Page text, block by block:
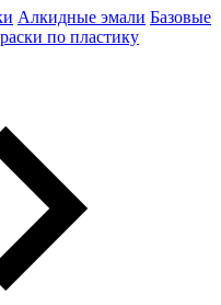
Алкидные эмали Базовые
по пластику